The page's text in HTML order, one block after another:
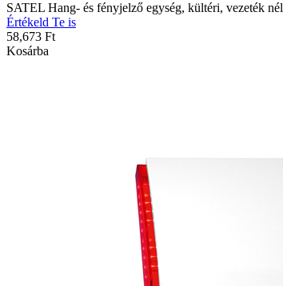
SATEL Hang- és fényjelző egység, kültéri, vezeték
Értékeld Te is
58,673 Ft
Kosárba